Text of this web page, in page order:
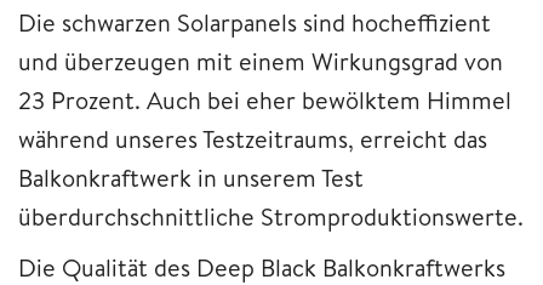
Die schwarzen Solarpanels sind hocheffizient
und überzeugen mit einem Wirkungsgrad von
23 Prozent. Auch bei eher bewölktem Himmel
während unseres Testzeitraums, erreicht das
Balkonkraftwerk in unserem Test
überdurchschnittliche Stromproduktionswerte.
Die Qualität des Deep Black Balkonkraftwerks